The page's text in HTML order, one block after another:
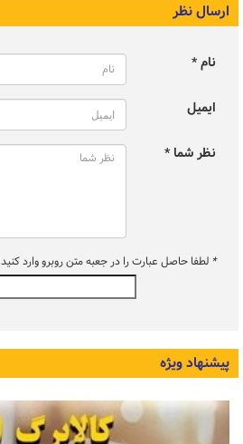
ارسال نظر
نام *
ایمیل
نظر شما *
* لطفا حاصل عبارت را در جعبه متن روبرو وارد کنید
پیشنهاد ویژه